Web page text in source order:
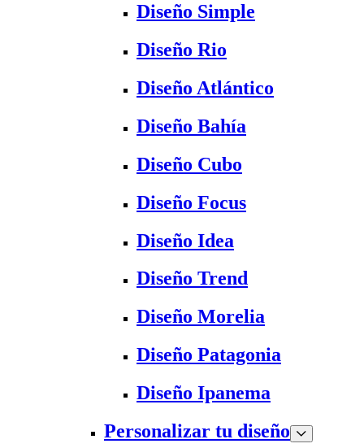
Diseño Simple
Diseño Rio
Diseño Atlántico
Diseño Bahía
Diseño Cubo
Diseño Focus
Diseño Idea
Diseño Trend
Diseño Morelia
Diseño Patagonia
Diseño Ipanema
Personalizar tu diseño